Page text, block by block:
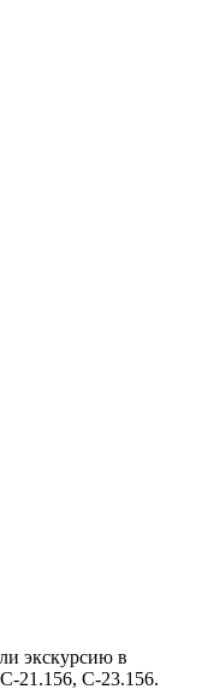
экскурсию в
21.156, С-23.156.